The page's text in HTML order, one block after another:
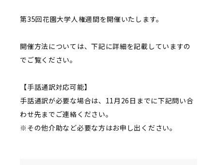
第35回花園大学人権週間を開催いたします。
開催方法については、下記に詳細を記載していますの
でご覧ください。
【手話通訳対応可能】
手話通訳が必要な場合は、11月26日までに下記問い合
わせ先までご連絡ください。
※その他介助など必要な方はお申し出ください。